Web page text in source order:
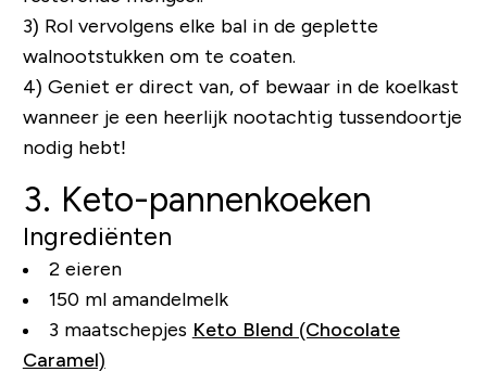
3) Rol vervolgens elke bal in de geplette
walnootstukken om te coaten.
4) Geniet er direct van, of bewaar in de koelkast
wanneer je een heerlijk nootachtig tussendoortje
nodig hebt!
3. Keto-pannenkoeken
Ingrediënten
2 eieren
150 ml amandelmelk
3 maatschepjes Keto Blend (Chocolate
Caramel)